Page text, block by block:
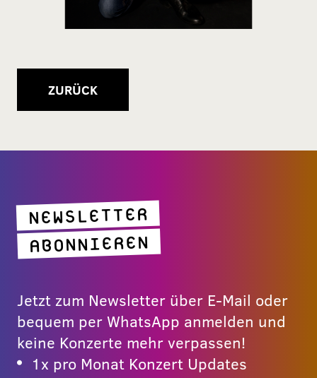
ZURÜCK
NEWSLETTER
ABONNIEREN
Jetzt zum Newsletter über E-Mail oder
bequem per WhatsApp anmelden und
keine Konzerte mehr verpassen!
1x pro Monat Konzert Updates